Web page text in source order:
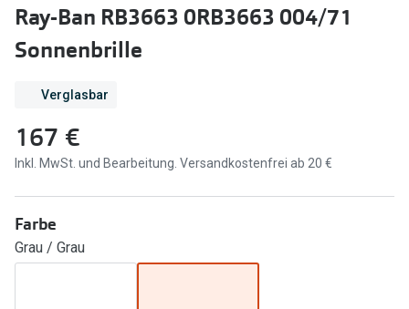
DbyD
Prada
Seen
Miu Miu
alle Marken
Ratgeber
Gleitsicht Ratgeber
Ray-Ban
Ray-Ban RB3663 0RB3663 004/71
Sonnenbrille
Verglasbar
167 €
Inkl. MwSt. und Bearbeitung. Versandkostenfrei ab 20 €
Farbe
Grau / Grau